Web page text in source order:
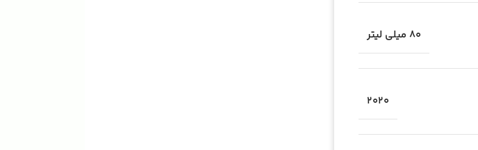
۸۰ میلی لیتر
2020